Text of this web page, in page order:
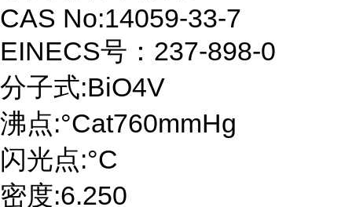
CAS No:14059-33-7
EINECS号：237-898-0
分子式:BiO4V
沸点:°Cat760mmHg
闪光点:°C
密度:6.250